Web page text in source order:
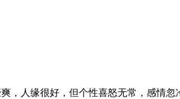
，人缘很好，但个性喜怒无常，感情